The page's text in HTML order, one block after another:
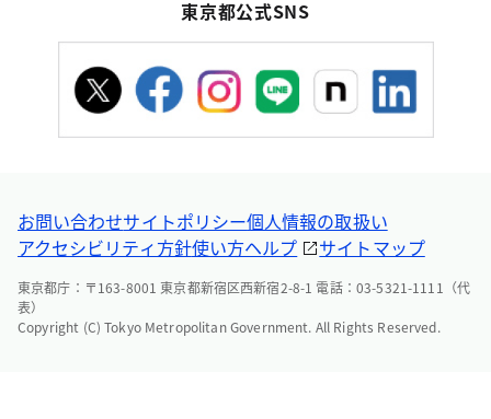
東京都公式SNS
お問い合わせサイトポリシー個人情報の取扱い
アクセシビリティ方針使い方ヘルプ サイトマップ
東京都庁：〒163-8001 東京都新宿区西新宿2-8-1 電話：03-5321-1111（代
表）
Copyright (C) Tokyo Metropolitan Government. All Rights Reserved.